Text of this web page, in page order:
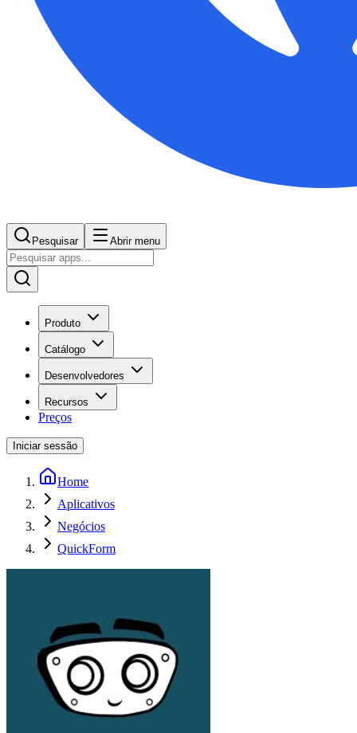
Pesquisar Abrir menu
Produto
Catálogo
Desenvolvedores
Recursos
Preços
Iniciar sessão
Home
Aplicativos
Negócios
QuickForm